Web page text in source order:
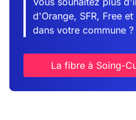
d'Orange, SFR, Free
dans votre commune ?
La fibre à Soing-